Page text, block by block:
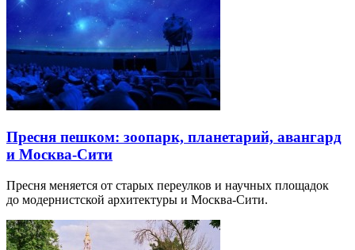
Пресня пешком: зоопарк, планетарий, авангард
и Москва-Сити
Пресня меняется от старых переулков и научных площадок
до модернистской архитектуры и Москва-Сити.